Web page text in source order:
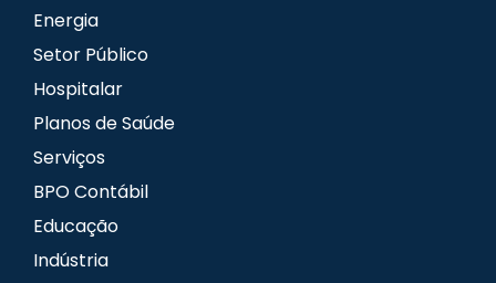
Energia
Setor Público
Hospitalar
Planos de Saúde
Serviços
BPO Contábil
Educação
Indústria